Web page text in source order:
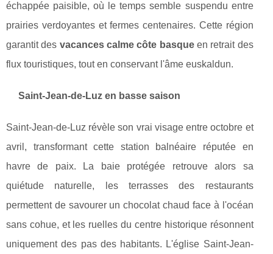
échappée paisible, où le temps semble suspendu entre
prairies verdoyantes et fermes centenaires. Cette région
garantit des vacances calme côte basqueen retrait des
flux touristiques, tout en conservant l'âme euskaldun.
Saint-Jean-de-Luz en basse saison
Saint-Jean-de-Luz révèle son vrai visage entre octobre et
avril, transformant cette station balnéaire réputée en
havre de paix. La baie protégée retrouve alors sa
quiétude naturelle, les terrasses des restaurants
permettent de savourer un chocolat chaud face à l'océan
sans cohue, et les ruelles du centre historique résonnent
uniquement des pas des habitants. L'église Saint-Jean-